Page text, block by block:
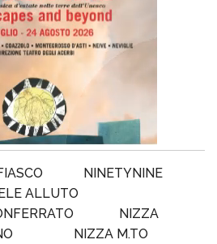
NINETYNINE
ALLUTO
NIZZA
NIZZA M.TO